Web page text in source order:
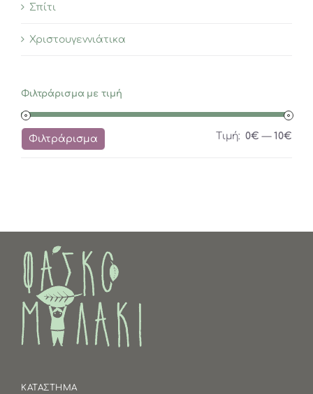
Σπίτι
Χριστουγεννιάτικα
Φιλτράρισμα με τιμή
Φιλτράρισμα Τιμή: 0€ — 10€
ΚΑΤΑΣΤΗΜΑ